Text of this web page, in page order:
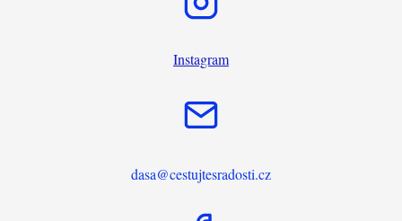
Instagram
dasa@cestujtesradosti.cz